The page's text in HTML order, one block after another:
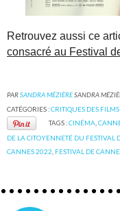
Retrouvez aussi ce
consacré au Festival
PARSANDRA MÉZIÈRESANDRA
CATÉGORIES :CRITIQUES DES
TAGS :CINÉMA ,
DE LA CITOYENNETÉ DU FESTIVAL
CANNES 2022 FESTIVAL DE